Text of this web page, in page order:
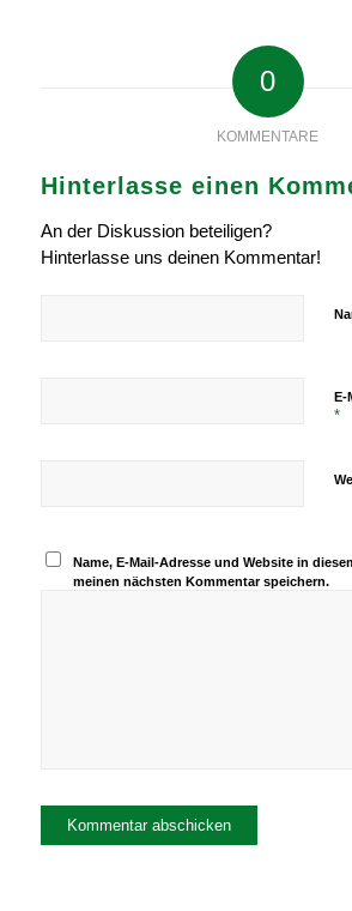
0
KOMMENTARE
Hinterlasse einen
An der Diskussion beteiligen?
Hinterlasse uns deinen Kommentar!
E-
*
Name, E-Mail-Adresse und Website in
meinen nächsten Kommentar speichern.